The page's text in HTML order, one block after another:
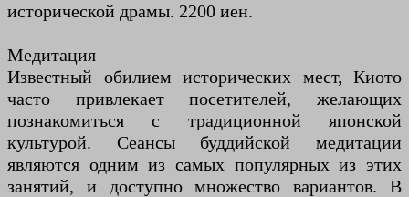
исторической драмы. 2200 иен.
Медитация
Известный обилием исторических мест, Киото
часто привлекает посетителей, желающих
познакомиться с традиционной японской
культурой. Сеансы буддийской медитации
являются одним из самых популярных из этих
занятий, и доступно множество вариантов. В